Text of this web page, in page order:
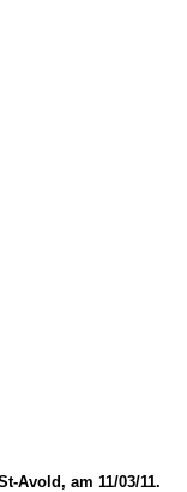
Avold, am 11/03/11.